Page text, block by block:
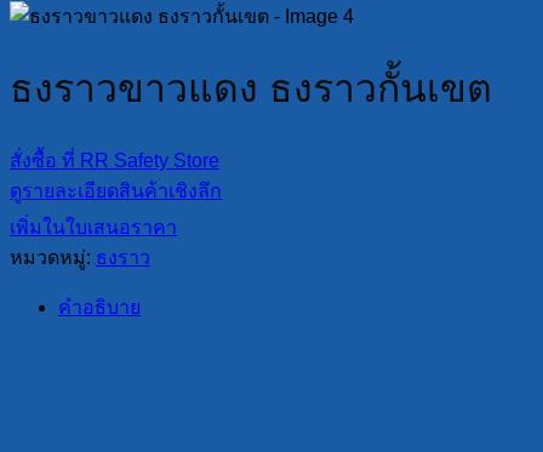
ธงราวขาวแดง ธงราวกั้นเขต
สั่งซื้อ ที่ RR Safety Store
ดูรายละเอียดสินค้าเชิงลึก
เพิ่มในใบเสนอราคา
หมวดหมู่: ธงราว
คำอธิบาย